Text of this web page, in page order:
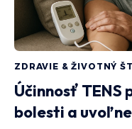
ZDRAVIE & ŽIVOTNÝ
Účinnosť
bolesti a